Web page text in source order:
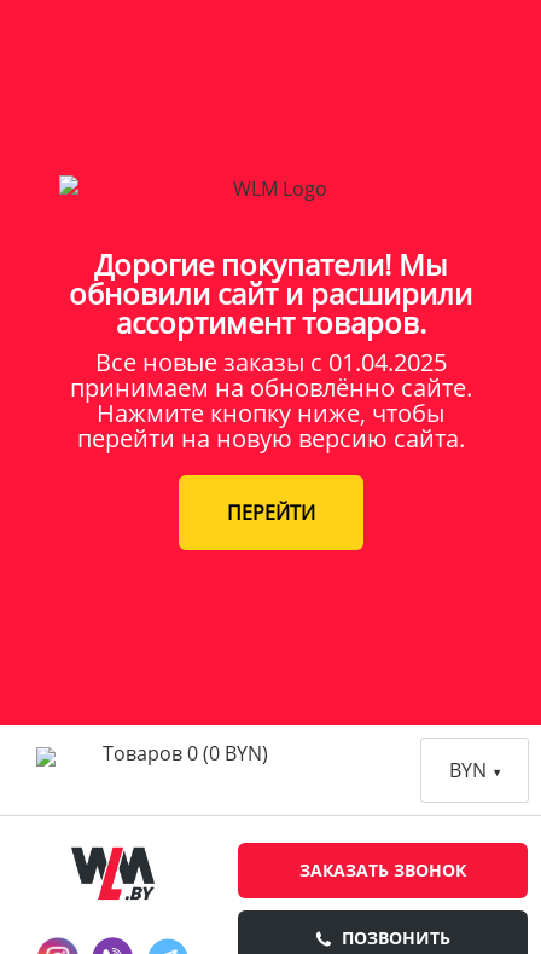
Дорогие покупатели! Мы
обновили сайт и расширили
ассортимент товаров.
Все новые заказы c 01.04.2025
принимаем на обновлённо сайте.
Нажмите кнопку ниже, чтобы
перейти на новую версию сайта.
ПЕРЕЙТИ
ЗАКАЗАТЬ ЗВОНОК
ПОЗВОНИТЬ
Товаров 0 (0 BYN)
BYN